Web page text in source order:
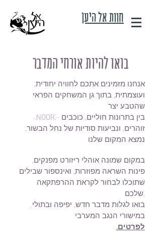
חוות אל היען
בואו להיות אורחי המדבר
.אנחנו מזמינים אתכם לחוויה יחודית
ועוצמתית, בתוך גן המשחקים הפראי
שהטבע יצר
.NOOR.- בין בתרונות חוליים, כוכבים
זוהרים, ונביעות סודיות של נחל הבשור,
נמצא המקום שלנו
במקום שמונה אוהלי ריזורט מפנקים,
פינות השראה מפוזרות, ואינספור שבילים
שתוכלו לבחור לקראת ההרפתקאה
שלכם.
.בואו לגלות מדבר חדש, יפיפה ובתולי
במישורי הנגב המערבי
.לפרטים